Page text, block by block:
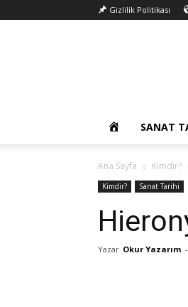
Gizlilik Politikası
OKUR
YAZARIM
SANAT
Ana Sayfa Kimdir?
Kimdir? Sanat Tarihi
Yazar Okur Yazarım -